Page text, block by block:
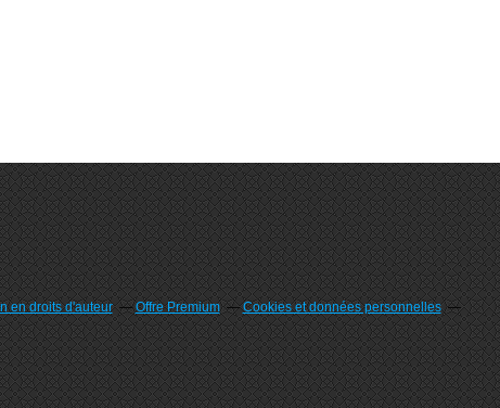
en droits d'auteur Offre Premium
Cookies et données personnelles